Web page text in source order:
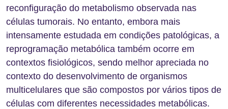
reconfiguração do metabolismo observada nas
células tumorais. No entanto, embora mais
intensamente estudada em condições patológicas, a
reprogramação metabólica também ocorre em
contextos fisiológicos, sendo melhor apreciada no
contexto do desenvolvimento de organismos
multicelulares que são compostos por vários tipos de
células com diferentes necessidades metabólicas.